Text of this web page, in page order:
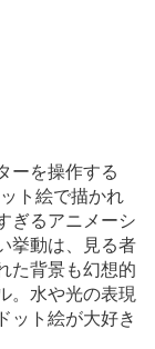
ーを操作する
ト絵で描かれ
ぎるアニメーシ
挙動は、見る者
た背景も幻想的
。水や光の表現
ット絵が大好き